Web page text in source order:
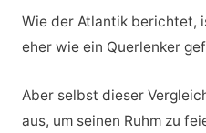
Wie der Atlantik berichtet,
eher wie ein Querlenker
Aber selbst dieser
aus, um seinen Ruhm zu